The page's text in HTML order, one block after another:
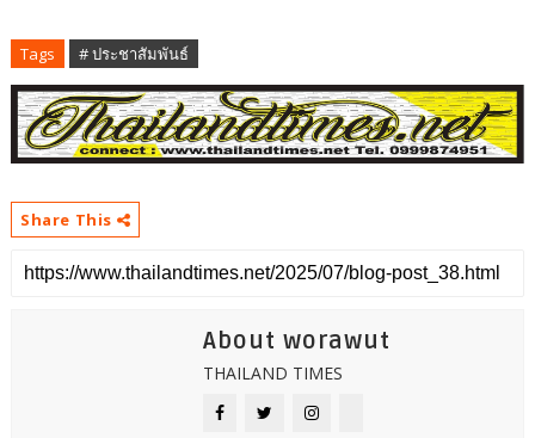
Tags # ประชาสัมพันธ์
Share This
About worawut
THAILAND TIMES